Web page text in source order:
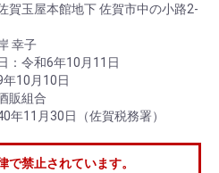
賀玉屋本館地下 佐賀市中の小路2-
幸子
：令和6年10月11日
10月10日
販組合
年11月30日（佐賀税務署）
で禁止されています。